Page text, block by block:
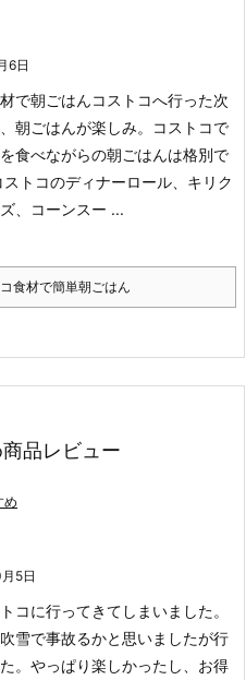
6日
で朝ごはんコストコへ行った次
朝ごはんが楽しみ。
コストコで
食べながらの朝ごはんは格別で
ストコのディナーロール、キリク
、コーンスー ...
食材で簡単朝ごはん
品レビュー
め
5日
コに行ってきてしまいました。
雪で事故るかと思いましたが行
。やっぱり楽しかったし、お得